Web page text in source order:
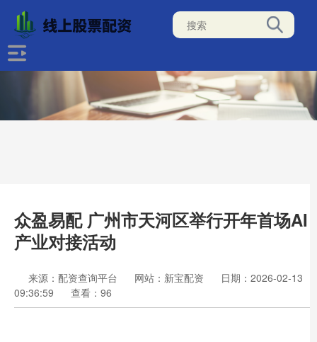
众盈易配 广州市天河区举行开年首场AI
产业对接活动
来源：配资查询平台 网站：新宝配资
日期：2026-02-13
09:36:59
查看：96